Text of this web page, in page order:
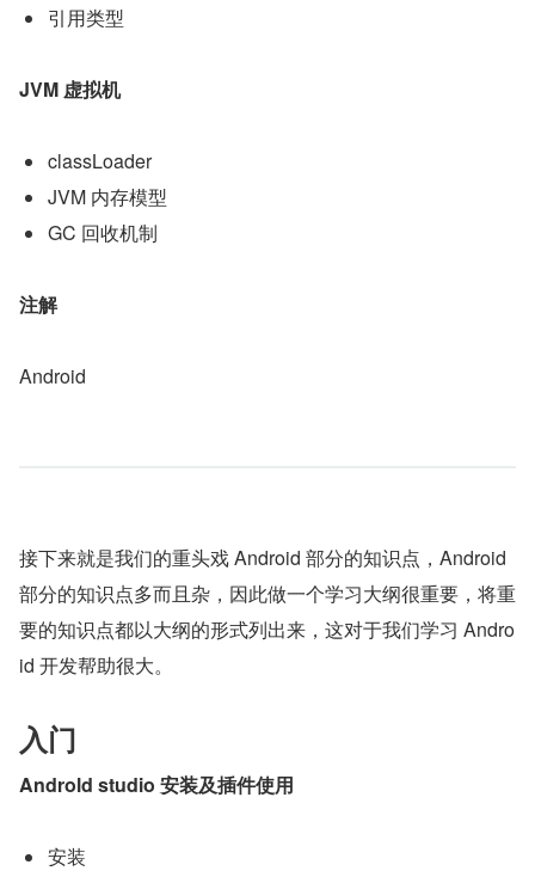
引用类型
JVM 虚拟机
classLoader
JVM 内存模型
GC 回收机制
注解
Android
接下来就是我们的重头戏 Android 部分的知识点，Android
部分的知识点多而且杂，因此做一个学习大纲很重要，将重
要的知识点都以大纲的形式列出来，这对于我们学习 Andro
id 开发帮助很大。
入门
Androld studio 安装及插件使用
安装